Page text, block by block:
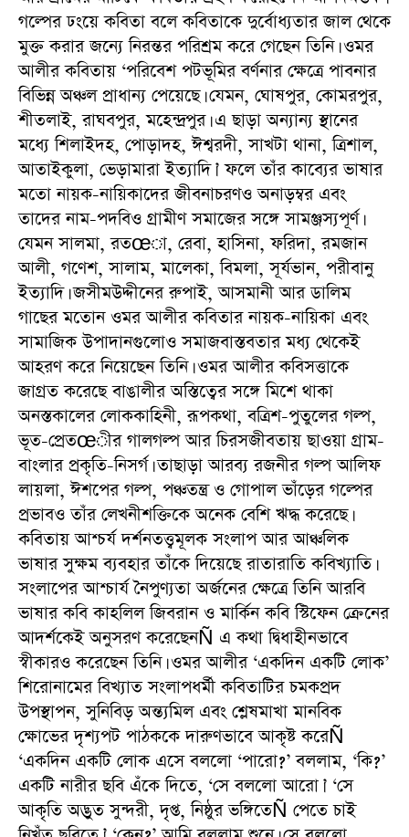
গল্পের ঢংয়ে কবিতা বলে কবিতাকে দুর্বোধ্যতার জাল থেকে
মুক্ত করার জন্যে নিরন্তর পরিশ্রম করে গেছেন তিনি। ওমর
আলীর কবিতায় ‘পরিবেশ পটভূমির বর্ণনার ক্ষেত্রে পাবনার
বিভিন্ন অঞ্চল প্রাধান্য পেয়েছে। যেমন, ঘোষপুর, কোমরপুর,
শীতলাই, রাঘবপুর, মহেন্দ্রপুর। এ ছাড়া অন্যান্য স্থানের
মধ্যে শিলাইদহ, পোড়াদহ, ঈশ্বরদী, সাখটা থানা, ত্রিশাল,
আতাইকুলা, ভেড়ামারা ইত্যাদি।’ ফলে তাঁর কাব্যের ভাষার
মতো নায়ক-নায়িকাদের জীবনাচরণও অনাড়ম্বর এবং
তাদের নাম-পদবিও গ্রামীণ সমাজের সঙ্গে সামঞ্জস্যপূর্ণ।
যেমন সালমা, রতœা, রেবা, হাসিনা, ফরিদা, রমজান
আলী, গণেশ, সালাম, মালেকা, বিমলা, সূর্যভান, পরীবানু
ইত্যাদি। জসীমউদ্দীনের রুপাই, আসমানী আর ডালিম
গাছের মতোন ওমর আলীর কবিতার নায়ক-নায়িকা এবং
সামাজিক উপাদানগুলোও সমাজবাস্তবতার মধ্য থেকেই
আহরণ করে নিয়েছেন তিনি। ওমর আলীর কবিসত্তাকে
জাগ্রত করেছে বাঙালীর অস্তিত্বের সঙ্গে মিশে থাকা
অনস্তকালের লোককাহিনী, রূপকথা, বত্রিশ-পুতুলের গল্প,
ভূত-প্রেতœীর গালগল্প আর চিরসজীবতায় ছাওয়া গ্রাম-
বাংলার প্রকৃতি-নিসর্গ। তাছাড়া আরব্য রজনীর গল্প আলিফ
লায়লা, ঈশপের গল্প, পঞ্চতন্ত্র ও গোপাল ভাঁড়ের গল্পের
প্রভাবও তাঁর লেখনীশক্তিকে অনেক বেশি ঋদ্ধ করেছে।
কবিতায় আশ্চর্য দর্শনতত্ত্বমূলক সংলাপ আর আঞ্চলিক
ভাষার সুক্ষম ব্যবহার তাঁকে দিয়েছে রাতারাতি কবিখ্যাতি।
সংলাপের আশ্চার্য নৈপুণ্যতা অর্জনের ক্ষেত্রে তিনি আরবি
ভাষার কবি কাহলিল জিবরান ও মার্কিন কবি স্টিফেন ক্রেনের
আদর্শকেই অনুসরণ করেছেনÑ এ কথা দ্বিধাহীনভাবে
স্বীকারও করেছেন তিনি। ওমর আলীর ‘একদিন একটি লোক’
শিরোনামের বিখ্যাত সংলাপধর্মী কবিতাটির চমকপ্রদ
উপস্থাপন, সুনিবিড় অন্ত্যমিল এবং শ্লেষমাখা মানবিক
ক্ষোভের দৃশ্যপট পাঠককে দারুণভাবে আকৃষ্ট করেÑ
‘একদিন একটি লোক এসে বললো ‘পারো?’ বললাম, ‘কি?’
একটি নারীর ছবি এঁকে দিতে, ‘সে বললো আরো।’ ‘সে
আকৃতি অদ্ভুত সুন্দরী, দৃপ্ত, নিষ্ঠুর ভঙ্গিতেÑ পেতে চাই